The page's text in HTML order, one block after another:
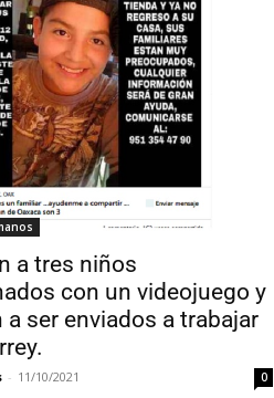
a tres niños
con un videojuego y
a ser enviados a trabajar
- 11/10/2021 0